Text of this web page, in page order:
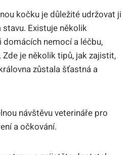
kočku je důležité udržovat ji
Existuje několik
domácích nemocí a léčbu,
je několik tipů, jak zajistit,
zůstala šťastná a
návštěvu veterináře pro
a očkování.